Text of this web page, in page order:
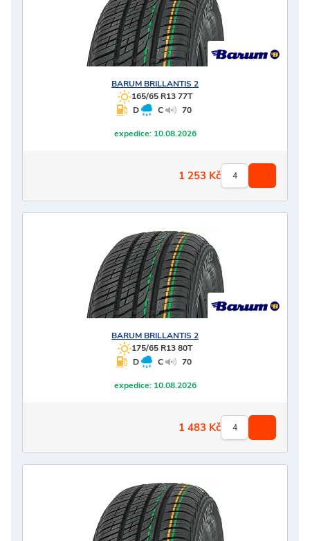
BARUM BRILLANTIS 2
165/65 R13 77T
D
C 70
expedice:10.08.2026
1 253 Kč
BARUM BRILLANTIS 2
175/65 R13 80T
D
C 70
expedice:10.08.2026
1 483 Kč